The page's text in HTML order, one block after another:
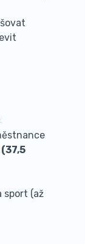
sport (až